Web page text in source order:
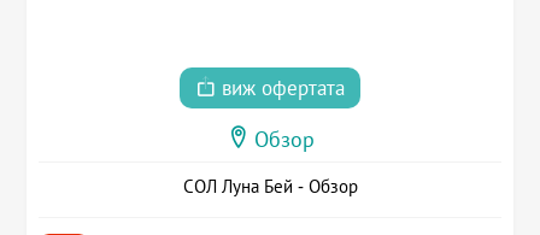
виж офертата
Обзор
СОЛ Луна Бей - Обзор